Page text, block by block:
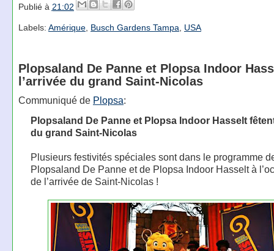
Publié à 21:02
Labels: Amérique, Busch Gardens Tampa, USA
Plopsaland De Panne et Plopsa Indoor
l’arrivée du grand Saint-Nicolas
Communiqué de Plopsa:
Plopsaland De Panne et Plopsa Indoor Hasselt
du grand Saint-Nicolas
Plusieurs festivités spéciales sont dans le programme
Plopsaland De Panne et de Plopsa Indoor Hasselt à
de l’arrivée de Saint-Nicolas !